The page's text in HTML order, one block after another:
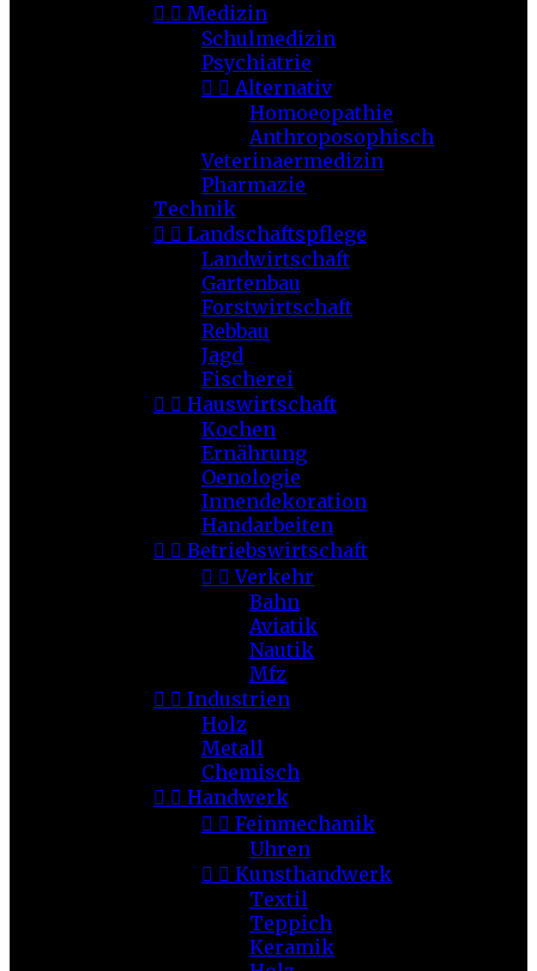
  Medizin
Schulmedizin
Psychiatrie
  Alternativ
Homoeopathie
Anthroposophisch
Veterinaermedizin
Pharmazie
Technik
  Landschaftspflege
Landwirtschaft
Gartenbau
Forstwirtschaft
Rebbau
Jagd
Fischerei
  Hauswirtschaft
Kochen
Ernährung
Oenologie
Innendekoration
Handarbeiten
  Betriebswirtschaft
  Verkehr
Bahn
Aviatik
Nautik
Mfz
  Industrien
Holz
Metall
Chemisch
  Handwerk
  Feinmechanik
Uhren
  Kunsthandwerk
Textil
Teppich
Keramik